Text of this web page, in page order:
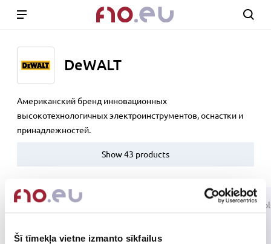
Šī tīmekļa vietne izmanto sīkfailus
DeWALT
Американский бренд инновационных
высокотехнологичных электроинструментов, оснастки и
принадлежностей.
Show 43 products
Power Tools Power